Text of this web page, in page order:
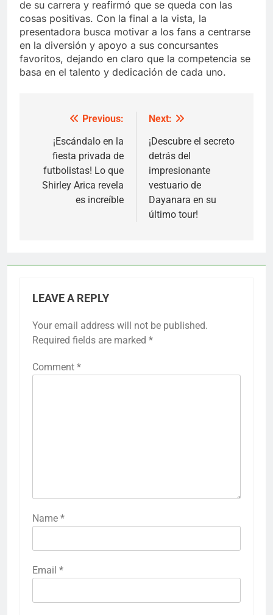
de su carrera y reafirmó que se queda con las
cosas positivas. Con la final a la vista, la
presentadora busca motivar a los fans a centrarse
en la diversión y apoyo a sus concursantes
favoritos, dejando en claro que la competencia se
basa en el talento y dedicación de cada uno.
navigation
Previous:
¡Escándalo en la
fiesta privada de
futbolistas! Lo que
Shirley Arica revela
es increíble
Next:
¡Descubre el secreto
detrás del
impresionante
vestuario de
Dayanara en su
último tour!
LEAVE A REPLY
Your email address will not be published.
Required fields are marked *
Comment *
Name *
Email *